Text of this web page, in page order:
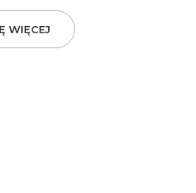
WIĘCEJ